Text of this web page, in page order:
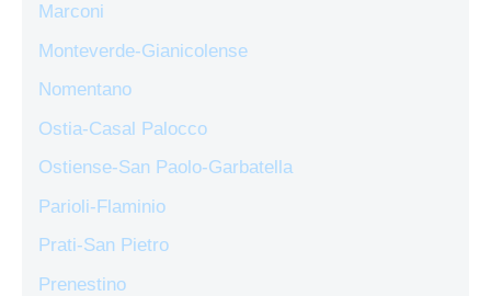
Marconi
Monteverde-Gianicolense
Nomentano
Ostia-Casal Palocco
Ostiense-San Paolo-Garbatella
Parioli-Flaminio
Prati-San Pietro
Prenestino